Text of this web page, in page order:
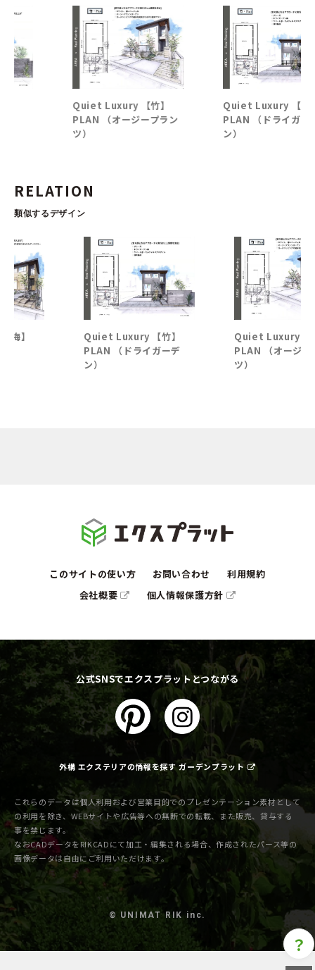
Quiet Luxury 【竹】
PLAN （オージープラン
Quiet Luxury 【竹】
PLAN （ドライガーデ
RELATION
類似するデザイン
Quiet Luxury 【竹】
PLAN （ドライガーデ
Quiet Luxury 【竹】
PLAN （オージープラン
このサイトの使い方 お問い合わせ
利用規約
会社概要
個人情報保護方針
公式SNSでエクスプラットとつながる
外構 エクステリアの情報を探す ガーデンプラット
これらのデータは個人利用および営業目的でのプレゼンテーション素材として
の利用を除き、WEBサイトや広告等への無断での転載、また販売、貸与する
事を禁じます。
なおCADデータをRIKCADにて加工・編集される場合、作成されたパース等の
画像データは自由にご利用いただけます。
© UNIMAT RIK inc.
？